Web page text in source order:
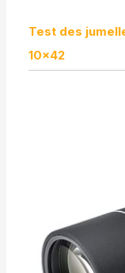
Test des
10×42